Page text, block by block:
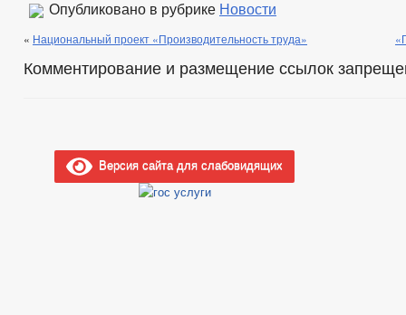
Опубликовано в рубрике Новости
« Национальный проект «Производительность труда»
Комментирование и размещение ссылок
Версия сайта для слабовидящих